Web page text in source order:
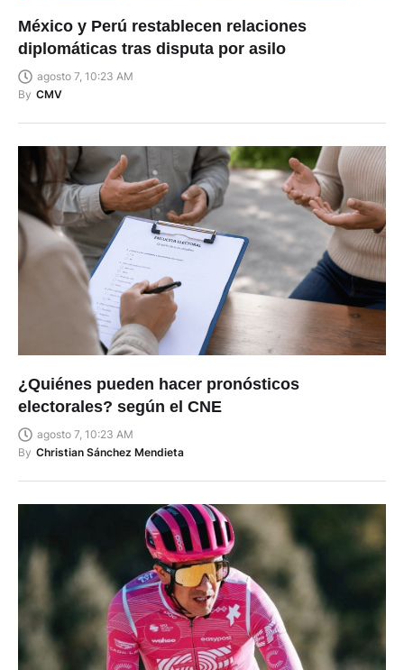
México y Perú restablecen relaciones
diplomáticas tras disputa por asilo
agosto 7, 10:23 AM
By CMV
¿Quiénes pueden hacer pronósticos
electorales? según el CNE
agosto 7, 10:23 AM
By Christian Sánchez Mendieta